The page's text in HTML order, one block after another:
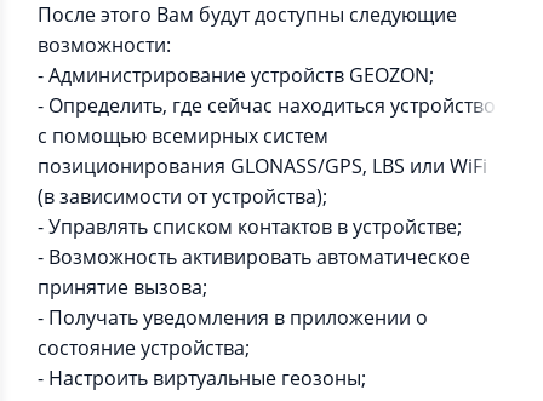
После этого Вам будут доступны следующие
возможности:
- Администрирование устройств GEOZON;
- Определить, где сейчас находиться устройство
с помощью всемирных систем
позиционирования GLONASS/GPS, LBS или WiFi
(в зависимости от устройства);
- Управлять списком контактов в устройстве;
- Возможность активировать автоматическое
принятие вызова;
- Получать уведомления в приложении о
состояние устройства;
- Настроить виртуальные геозоны;